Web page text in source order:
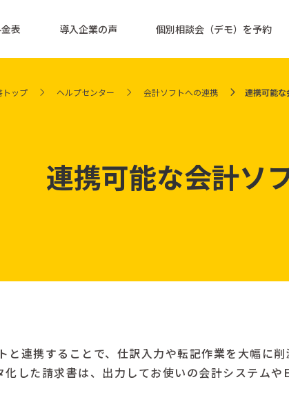
表 導入企業の声 個別相談会（デモ）を予約
連携可能な会計ソ
トップ ヘルプセンター 会計ソフトへの連携 連携可能な
と連携することで、仕訳入力や転記作業を大幅に削
した請求書は、出力してお使いの会計システム